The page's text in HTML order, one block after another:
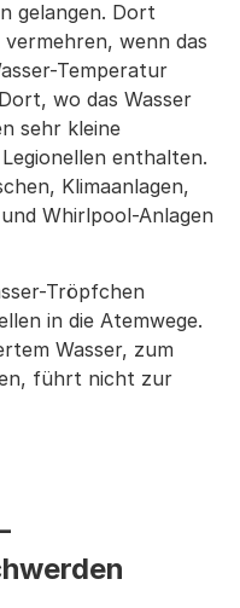
gelangen. Dort
wenn das
Temperatur
wo das Wasser
sehr kleine
enthalten.
Klimaanlagen,
Whirlpool-Anlagen
Tröpfchen
in die Atemwege.
Wasser, zum
führt nicht zur